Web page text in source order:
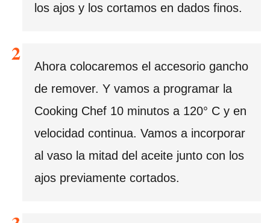
los ajos y los cortamos en dados finos.
Ahora colocaremos el accesorio gancho
de remover. Y vamos a programar la
Cooking Chef 10 minutos a 120° C y en
velocidad continua. Vamos a incorporar
al vaso la mitad del aceite junto con los
ajos previamente cortados.